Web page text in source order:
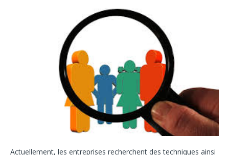
Actuellement, les entreprises recherchent des techniques ainsi